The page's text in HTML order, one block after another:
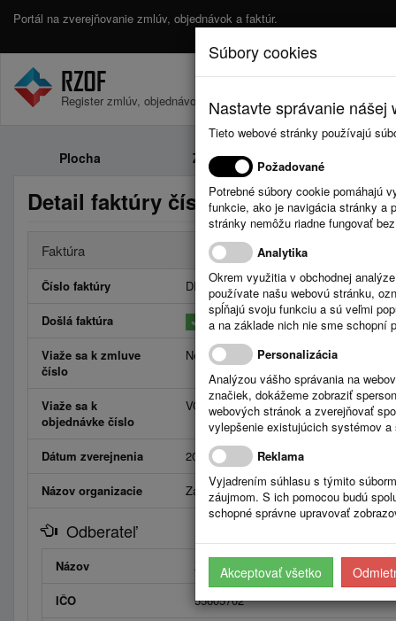
Portál na zverejňovanie zmlúv, objednávok a faktúr.
Register zmlúv, objednávok a faktúr.
Plocha Zmluvy
Detail faktúry číslo DF25317
Faktúra
Číslo faktúry DF25317
Došlá faktúra
Viaže sa k zmluve
číslo
Neviaže
Viaže sa k
objednávke číslo
VO20250028Prejsť na objednávku
Dátum zverejnenia 20.10.2025
Názov organizacie Zariadenie pre seniorov
Odberateľ
Názov Zariadenie pre seniorov
IČO 55605702
Súbory cookies
Nastavte správanie
Tieto webové stránky používajú
Požadované
Potrebné súbory cookie pomáhajú
funkcie, ako je navigácia stránky a
stránky nemôžu riadne fungovať
Analytika
Okrem využitia v obchodnej
používate našu webovú stránku,
spĺňajú svoju funkciu a sú veľmi
a na základe nich nie sme schopní
Personalizácia
Analýzou vášho správania na
značiek, dokážeme zobraziť
webových stránok a zverejňovať
vylepšenie existujúcich systémov
Reklama
Vyjadrením súhlasu s týmito
záujmom. S ich pomocou budú
schopné správne upravovať
Akceptovať všetko